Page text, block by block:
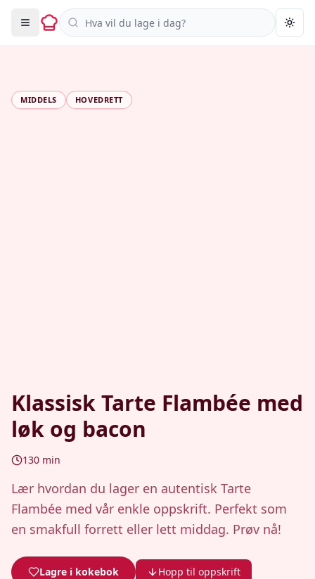
Søk i oppskrifter
MIDDELS HOVEDRETT
Klassisk Tarte Flambée med
løk og bacon
130 min
Lær hvordan du lager en autentisk Tarte
Flambée med vår enkle oppskrift. Perfekt som
en smakfull forrett eller lett middag. Prøv nå!
Lagre i kokebok Hopp til oppskrift